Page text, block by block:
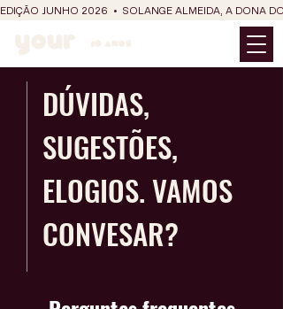
EDIÇÃO JUNHO 2026  •  SOLANGE ALMEIDA, A DONA
DÚVIDAS,
SUGESTÕES,
ELOGIOS. VAMOS
CONVESAR?